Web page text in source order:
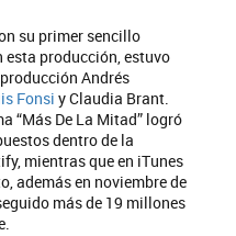
su primer sencillo
esta producción, estuvo
Andrés
Fonsi y Claudia Brant.
“Más De La Mitad” logró
dentro de la
mientras que en iTunes
además en noviembre de
más de 19 millones